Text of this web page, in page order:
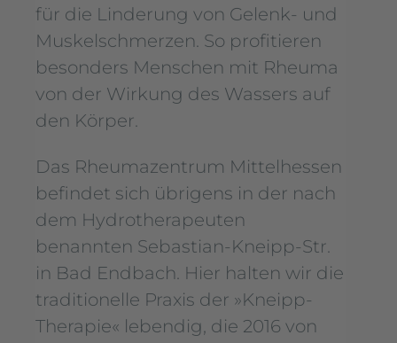
für die Linderung von Gelenk- und
Muskelschmerzen. So profitieren
besonders Menschen mit Rheuma
von der Wirkung des Wassers auf
den Körper.
Das Rheumazentrum Mittelhessen
befindet sich übrigens in der nach
dem Hydrotherapeuten
benannten Sebastian-Kneipp-Str.
in Bad Endbach. Hier halten wir die
traditionelle Praxis der »Kneipp-
Therapie« lebendig, die 2016 von